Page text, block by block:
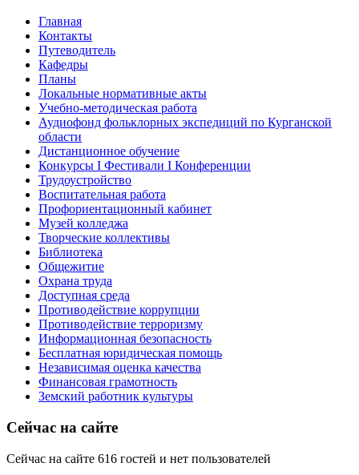
Главная
Контакты
Путеводитель
Кафедры
Планы
Локальные нормативные акты
Учебно-методическая работа
Аудиофонд фольклорных экспедиций по Курганской
области
Дистанционное обучение
Конкурсы I Фестивали I Конференции
Трудоустройство
Воспитательная работа
Профориентационный кабинет
Музей колледжа
Творческие коллективы
Библиотека
Общежитие
Охрана труда
Доступная среда
Противодействие коррупции
Противодействие терроризму
Информационная безопасность
Бесплатная юридическая помощь
Независимая оценка качества
Финансовая грамотность
Земский работник культуры
Сейчас на сайте
Сейчас на сайте 616 гостей и нет пользователей